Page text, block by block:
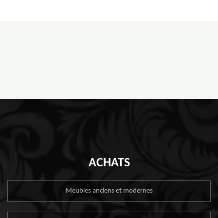
ACHATS
Meubles anciens et modernes